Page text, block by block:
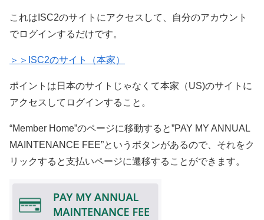
これはISC2のサイトにアクセスして、自分のアカウント
でログインするだけです。
＞＞ISC2のサイト（本家）
ポイントは日本のサイトじゃなくて本家（US)のサイトに
アクセスしてログインすること。
“Member Home”のページに移動すると”PAY MY ANNUAL
MAINTENANCE FEE”というボタンがあるので、それをク
リックすると支払いページに遷移することができます。